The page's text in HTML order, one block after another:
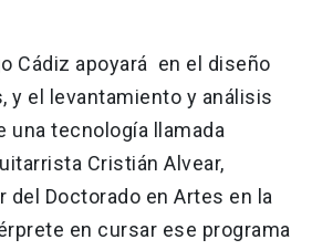
Cádiz apoyará en el diseño
y el levantamiento y análisis
una tecnología llamada
Cristián Alvear,
del Doctorado en Artes en la
en cursar ese programa